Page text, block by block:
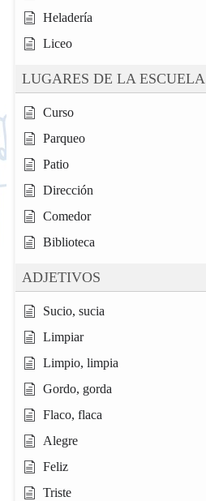
Heladería
Liceo
LUGARES DE LA ESCUELA
Curso
Parqueo
Patio
Dirección
Comedor
Biblioteca
ADJETIVOS
Sucio, sucia
Limpiar
Limpio, limpia
Gordo, gorda
Flaco, flaca
Alegre
Feliz
Triste